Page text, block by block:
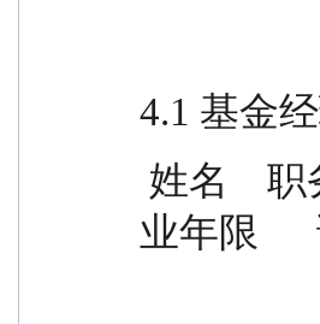
4.1 基金
业年限